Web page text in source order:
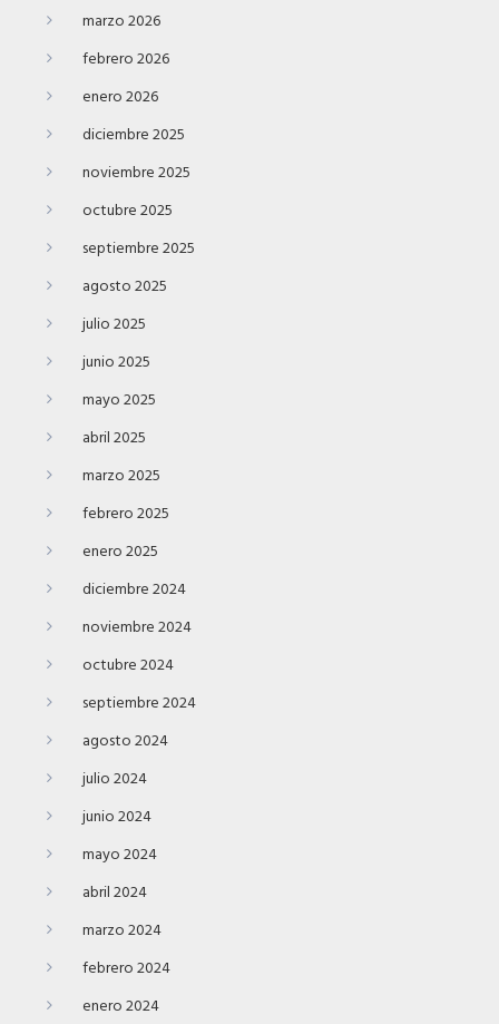
marzo 2026
febrero 2026
enero 2026
diciembre 2025
noviembre 2025
octubre 2025
septiembre 2025
agosto 2025
julio 2025
junio 2025
mayo 2025
abril 2025
marzo 2025
febrero 2025
enero 2025
diciembre 2024
noviembre 2024
octubre 2024
septiembre 2024
agosto 2024
julio 2024
junio 2024
mayo 2024
abril 2024
marzo 2024
febrero 2024
enero 2024